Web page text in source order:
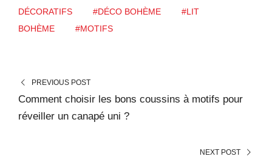
DÉCORATIFS
#DÉCO BOHÈME
#LIT
BOHÈME
#MOTIFS
PREVIOUS POST
Comment choisir les bons coussins à motifs pour
réveiller un canapé uni ?
NEXT POST